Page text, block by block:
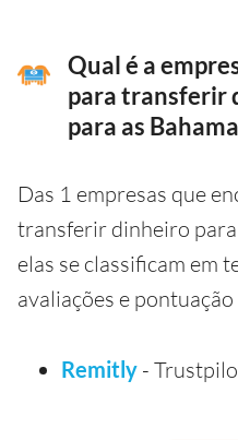
Qual é a
para transferir
para as
Das 1 empresas que
transferir dinheiro para
elas se classificam em
avaliações e
Remitly -